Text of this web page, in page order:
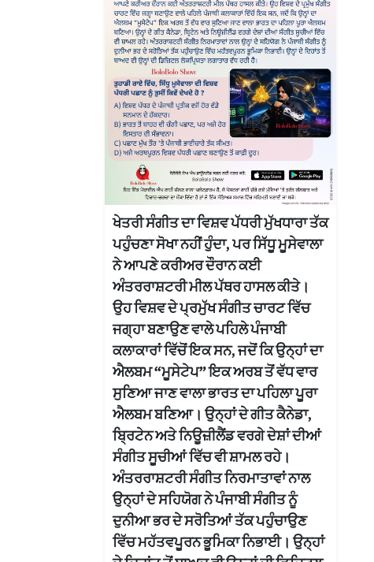
ਖੇਤਰੀ ਸੰਗੀਤ ਦਾ ਵਿਸ਼ਵ ਪੱਧਰੀ ਮੁੱਖਧਾਰਾ ਤੱਕ
ਪਹੁੰਚਣਾ ਸੋਖਾ ਨਹੀਂ ਹੁੰਦਾ, ਪਰ ਸਿੱਧੂ ਮੂਸੇਵਾਲਾ
ਨੇ ਆਪਣੇ ਕਰੀਅਰ ਦੌਰਾਨ ਕਈ
ਅੰਤਰਰਾਸ਼ਟਰੀ ਮੀਲ ਪੱਥਰ ਹਾਸਲ ਕੀਤੇ।
ਉਹ ਵਿਸ਼ਵ ਦੇ ਪ੍ਰਮੁੱਖ ਸੰਗੀਤ ਚਾਰਟ ਵਿੱਚ
ਜਗ੍ਹਾ ਬਣਾਉਣ ਵਾਲੇ ਪਹਿਲੇ ਪੰਜਾਬੀ
ਕਲਾਕਾਰਾਂ ਵਿੱਚੋਂ ਇਕ ਸਨ, ਜਦੋਂ ਕਿ ਉਨ੍ਹਾਂ ਦਾ
ਐਲਬਮ “ਮੂਸੇਟੇਪ” ਇਕ ਅਰਬ ਤੋਂ ਵੱਧ ਵਾਰ
ਸੁਣਿਆ ਜਾਣ ਵਾਲਾ ਭਾਰਤ ਦਾ ਪਹਿਲਾ ਪੂਰਾ
ਐਲਬਮ ਬਣਿਆ। ਉਨ੍ਹਾਂ ਦੇ ਗੀਤ ਕੈਨੇਡਾ,
ਬ੍ਰਿਟੇਨ ਅਤੇ ਨਿਊਜ਼ੀਲੈਂਡ ਵਰਗੇ ਦੇਸ਼ਾਂ ਦੀਆਂ
ਸੰਗੀਤ ਸੂਚੀਆਂ ਵਿੱਚ ਵੀ ਸ਼ਾਮਲ ਰਹੇ।
ਅੰਤਰਰਾਸ਼ਟਰੀ ਸੰਗੀਤ ਨਿਰਮਾਤਾਵਾਂ ਨਾਲ
ਉਨ੍ਹਾਂ ਦੇ ਸਹਿਯੋਗ ਨੇ ਪੰਜਾਬੀ ਸੰਗੀਤ ਨੂੰ
ਦੁਨੀਆ ਭਰ ਦੇ ਸਰੋਤਿਆਂ ਤੱਕ ਪਹੁੰਚਾਉਣ
ਵਿੱਚ ਮਹੱਤਵਪੂਰਨ ਭੂਮਿਕਾ ਨਿਭਾਈ। ਉਨ੍ਹਾਂ